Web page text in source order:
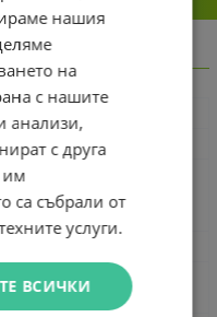
I3-NEO-V2-WH
нашия
на
с нашите
анализи,
с друга
им
са събрали от
услуги.
ВСИЧКИ